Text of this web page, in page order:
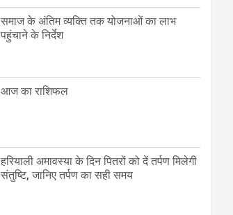
समाज के अंतिम व्यक्ति तक योजनाओं का लाभ
पहुंचाने के निर्देश
आज का राशिफल
हरियाली अमावस्या के दिन पितरों को दें तर्पण मिलेगी
संतुष्टि, जानिए तर्पण का सही समय